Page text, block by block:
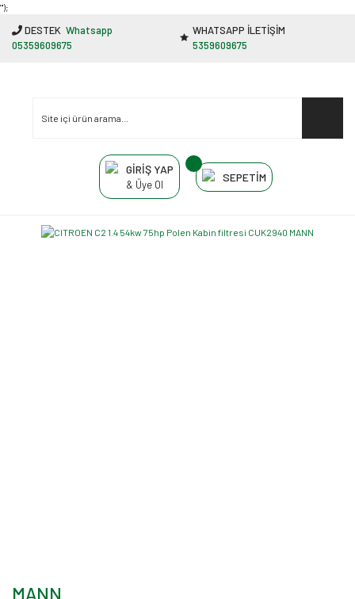
"');
DESTEK Whatsapp
05359609675
WHATSAPP İLETİŞİM
5359609675
GİRİŞ YAP
& Üye Ol
SEPETİM
MANN